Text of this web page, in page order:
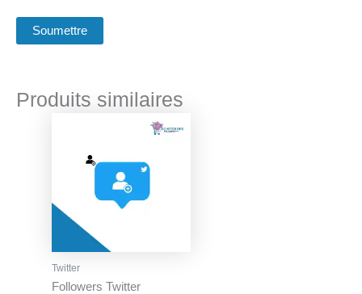
Produits similaires
Twitter
Followers Twitter
Plage
de
Ce
variations.